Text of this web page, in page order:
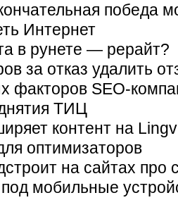
победа
Интернет
в рунете — рерайт?
за отказ удалить
факторов SEO-
ТИЦ
контент на
оптимизаторов
на сайтах про
мобильные